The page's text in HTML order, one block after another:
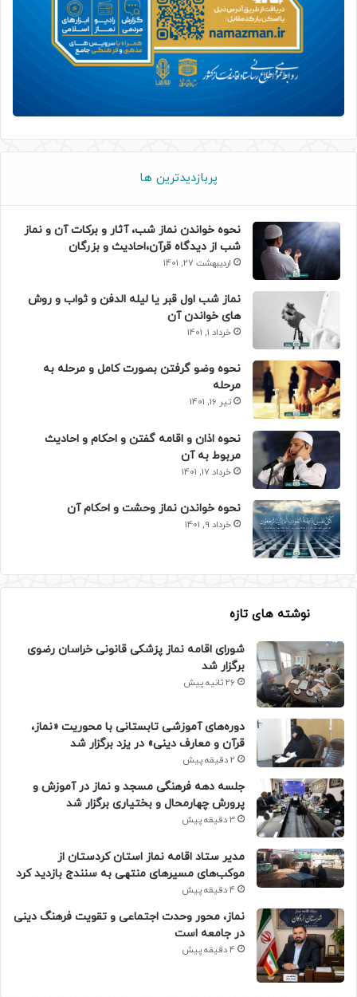
پربازدیدترین ها
نحوه خواندن نماز شب، آثار و برکات آن و نماز
شب از دیدگاه قرآن،احادیث و بزرگان
اردیبهشت 27, 1401
نماز شب اول قبر یا لیله الدفن و ثواب و روش
های خواندن آن
خرداد 1, 1401
نحوه وضو گرفتن بصورت کامل و مرحله به
مرحله
تیر 16, 1401
نحوه اذان و اقامه گفتن و احکام و احادیث
مربوط به آن
خرداد 17, 1401
نحوه خواندن نماز وحشت و احکام آن
خرداد 9, 1401
نوشته های تازه
شورای اقامه نماز پزشکی قانونی خراسان رضوی
برگزار شد
26 ثانیه پیش
دوره‌های آموزشی تابستانی با محوریت «نماز،
قرآن و معارف دینی» در یزد برگزار شد
2 دقیقه پیش
جلسه دهه فرهنگی مسجد و نماز در آموزش و
پرورش چهارمحال و بختیاری برگزار شد
3 دقیقه پیش
مدیر ستاد اقامه نماز استان کردستان از
موکب‌های مسیرهای منتهی به سنندج بازدید کرد
4 دقیقه پیش
نماز، محور وحدت اجتماعی و تقویت فرهنگ دینی
در جامعه است
4 دقیقه پیش